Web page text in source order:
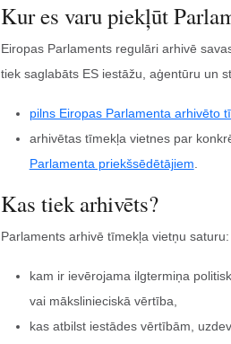
Kur es varu piekļūt
Eiropas Parlaments regulāri arhivē
tiek saglabāts ES iestāžu, aģentūru un
pilns Eiropas Parlamenta arhivēto
arhivētas tīmekļa vietnes par
Parlamenta priekšsēdētājiem
Kas tiek arhivēts?
Parlaments arhivē tīmekļa vietņu saturu:
kam ir ievērojama ilgtermiņa
vai mākslinieciskā vērtība,
kas atbilst iestādes vērtībām,